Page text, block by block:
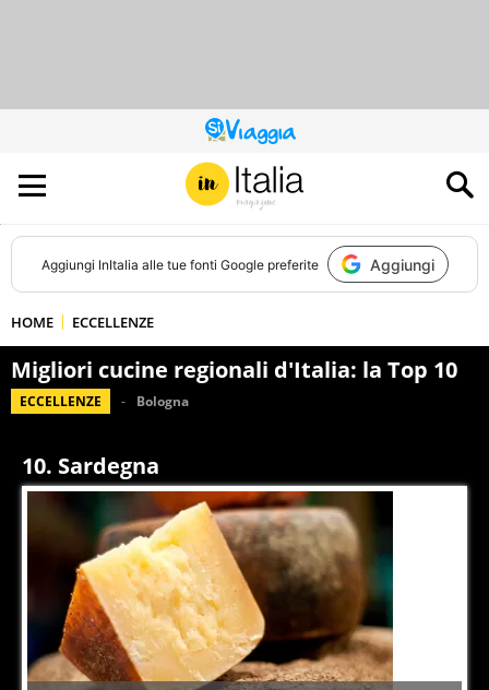
QUESTO
SITO
CONTRIBUISCE
ALL’AUDIENCE
DI
Aggiungi InItalia alle tue fonti Google preferite Aggiungi
HOME ECCELLENZE
Migliori cucine regionali d'Italia: la Top 10
ECCELLENZE Bologna
10. Sardegna